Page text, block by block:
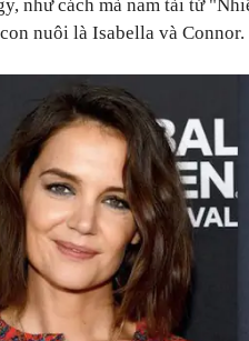
như cách mà nam tài tử
nuôi là Isabella và Connor.